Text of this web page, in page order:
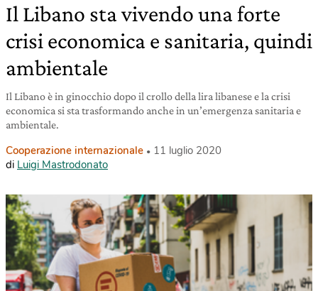
Il Libano sta vivendo una forte
crisi economica e sanitaria, quindi
ambientale
Il Libano è in ginocchio dopo il crollo della lira libanese e la crisi
economica si sta trasformando anche in un’emergenza sanitaria e
ambientale.
Cooperazione internazionale
11 luglio 2020
di Luigi Mastrodonato